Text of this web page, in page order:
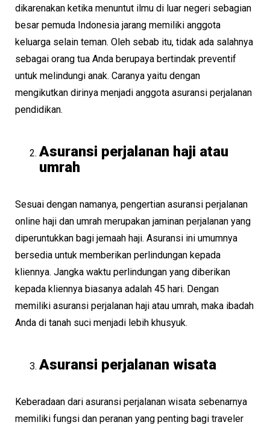
dikarenakan ketika menuntut ilmu di luar negeri sebagian
besar pemuda Indonesia jarang memiliki anggota
keluarga selain teman. Oleh sebab itu, tidak ada salahnya
sebagai orang tua Anda berupaya bertindak preventif
untuk melindungi anak. Caranya yaitu dengan
mengikutkan dirinya menjadi anggota asuransi perjalanan
pendidikan.
Asuransi perjalanan haji atau
umrah
Sesuai dengan namanya, pengertian asuransi perjalanan
online haji dan umrah merupakan jaminan perjalanan yang
diperuntukkan bagi jemaah haji. Asuransi ini umumnya
bersedia untuk memberikan perlindungan kepada
kliennya. Jangka waktu perlindungan yang diberikan
kepada kliennya biasanya adalah 45 hari. Dengan
memiliki asuransi perjalanan haji atau umrah, maka ibadah
Anda di tanah suci menjadi lebih khusyuk.
Asuransi perjalanan wisata
Keberadaan dari asuransi perjalanan wisata sebenarnya
memiliki fungsi dan peranan yang penting bagi traveler